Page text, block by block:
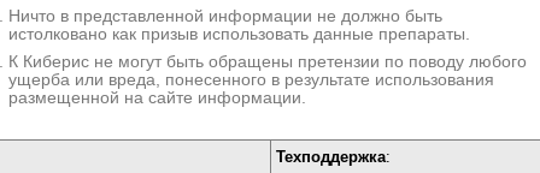
Ничто в представленной информации не должно быть
истолковано как призыв использовать данные препараты.
К Киберис не могут быть обращены претензии по поводу любого
ущерба или вреда, понесенного в результате использования
размещенной на сайте информации.
Техподдержка: